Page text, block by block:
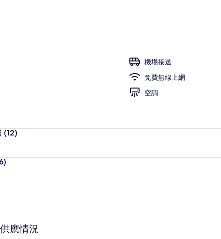
機場接送
免費無線上網
空調
(12)
應情況